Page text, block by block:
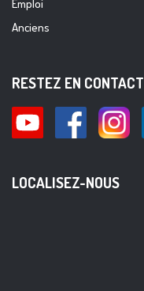
Emploi
Anciens
RESTEZ EN CONTACT
LOCALISEZ-NOUS